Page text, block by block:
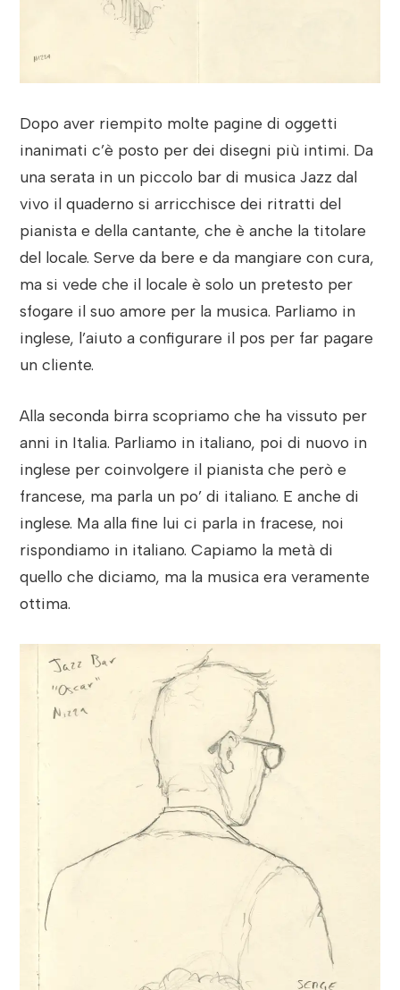
Dopo aver riempito molte pagine di oggetti
inanimati c’è posto per dei disegni più intimi. Da
una serata in un piccolo bar di musica Jazz dal
vivo il quaderno si arricchisce dei ritratti del
pianista e della cantante, che è anche la titolare
del locale. Serve da bere e da mangiare con cura,
ma si vede che il locale è solo un pretesto per
sfogare il suo amore per la musica. Parliamo in
inglese, l’aiuto a configurare il pos per far pagare
un cliente.
Alla seconda birra scopriamo che ha vissuto per
anni in Italia. Parliamo in italiano, poi di nuovo in
inglese per coinvolgere il pianista che però e
francese, ma parla un po’ di italiano. E anche di
inglese. Ma alla fine lui ci parla in fracese, noi
rispondiamo in italiano. Capiamo la metà di
quello che diciamo, ma la musica era veramente
ottima.